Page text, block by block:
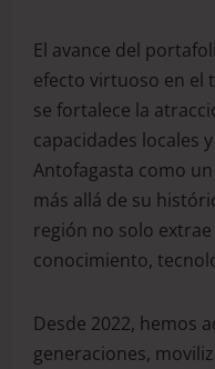
El avance del
efecto virtuoso en el
se fortalece la
capacidades locales
Antofagasta como
más allá de su
región no solo
conocimiento,
Desde 2022, hemos
generaciones,